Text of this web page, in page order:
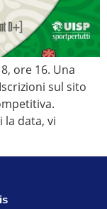
ore 16. Una
sul sito
la data, vi